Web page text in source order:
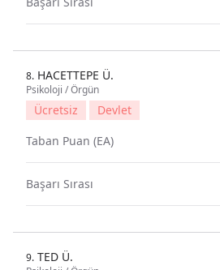
8. HACETTEPE Ü.
Psikoloji / Örgün
Ücretsiz
Devlet
Taban Puan (EA)
Başarı Sırası
9. TED Ü.